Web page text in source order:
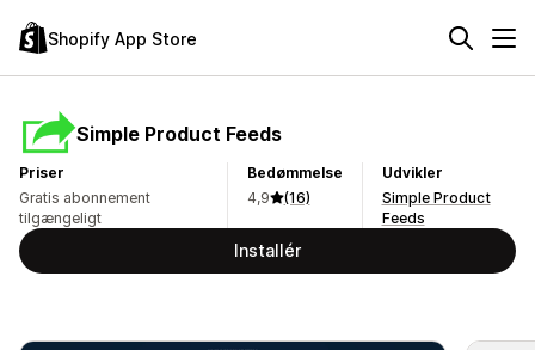
Shopify App Store
Simple Product Feeds
Priser
Gratis abonnement
tilgængeligt
Bedømmelse
4,9
(16)
Udvikler
Simple Product
Feeds
Installér